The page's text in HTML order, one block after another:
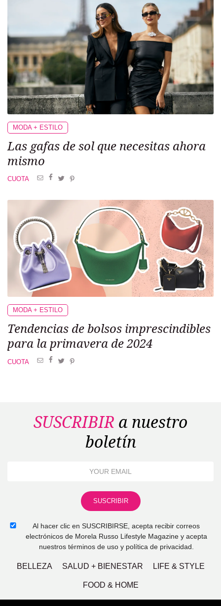
MODA + ESTILO
Las gafas de sol que necesitas ahora
mismo
CUOTA
MODA + ESTILO
Tendencias de bolsos imprescindibles
para la primavera de 2024
CUOTA
SUSCRIBIR a nuestro
boletín
Al hacer clic en SUSCRIBIRSE, acepta recibir correos
electrónicos de Morela Russo Lifestyle Magazine y acepta
nuestros términos de uso y política de privacidad.
BELLEZA SALUD + BIENESTAR LIFE & STYLE
FOOD & HOME